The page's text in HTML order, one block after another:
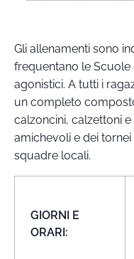
Gli allenamenti sono
frequentano le Scuole
agonistici. A tutti i
un completo
calzoncini, calzettoni
amichevoli e dei
squadre locali.
GIORNI E
ORARI: